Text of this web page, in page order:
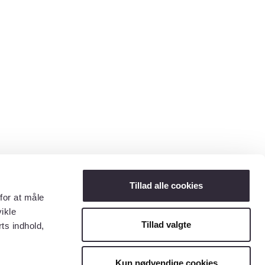
at måle
indhold,
Tillad alle cookies
Tillad valgte
Kun nødvendige cookies